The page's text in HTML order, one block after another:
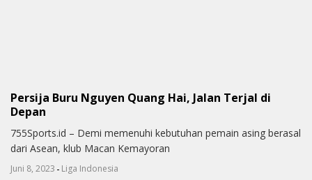
Persija Buru Nguyen Quang Hai, Jalan Terjal di
Depan
755Sports.id – Demi memenuhi kebutuhan pemain asing berasal
dari Asean, klub Macan Kemayoran
Juni 8, 2023 - Liga Indonesia